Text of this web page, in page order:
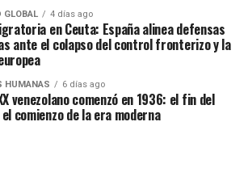
GLOBAL 4 días ago
en Ceuta: España alinea defensas
ante el colapso del control fronterizo y la
HUMANAS 6 días ago
venezolano comenzó en 1936: el fin del
comienzo de la era moderna